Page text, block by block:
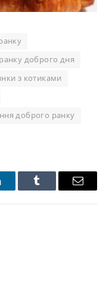
доброго дня
з котиками
доброго ранку
Tumblr Email